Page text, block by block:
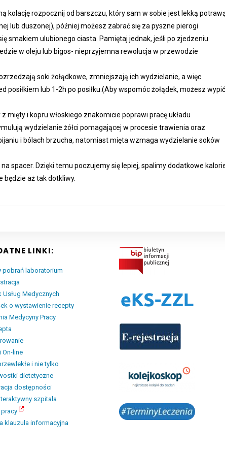
kolację rozpocznij od barszczu, który sam w sobie jest lekką
lub duszonej), później możesz zabrać się za pyszne pierogi
smakiem ulubionego ciasta. Pamiętaj jednak, jeśli po zjedzeniu
w oleju lub bigos- nieprzyjemna rewolucja w przewodzie
soki żołądkowe, zmniejszają ich wydzielanie, a więc
posiłkiem lub 1-2h po posiłku.(Aby wspomóc żołądek, możesz wypić
mięty i kopru włoskiego znakomicie poprawi pracę układu
wydzielanie żółci pomagającej w procesie trawienia oraz
i bólach brzucha, natomiast mięta wzmaga wydzielanie soków
spacer. Dzięki temu poczujemy się lepiej, spalimy dodatkowe
będzie aż tak dotkliwy.
LINKI:
pobrań laboratorium
Usług Medycznych
o wystawienie recepty
Medycyny Pracy
On-line
i nie tylko
dietetyczne
dostępności
szpitala
klauzula informacyjna